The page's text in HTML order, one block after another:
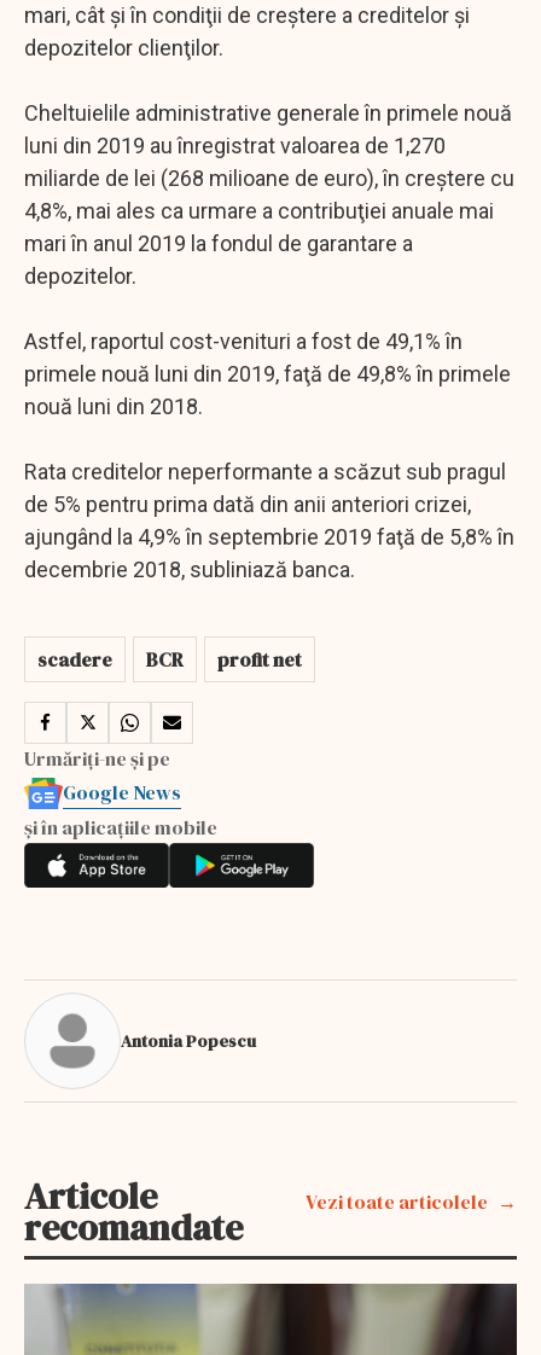
mari, cât şi în condiţii de creştere a creditelor şi
depozitelor clienţilor.
Cheltuielile administrative generale în primele nouă
luni din 2019 au înregistrat valoarea de 1,270
miliarde de lei (268 milioane de euro), în creştere cu
4,8%, mai ales ca urmare a contribuţiei anuale mai
mari în anul 2019 la fondul de garantare a
depozitelor.
Astfel, raportul cost-venituri a fost de 49,1% în
primele nouă luni din 2019, faţă de 49,8% în primele
nouă luni din 2018.
Rata creditelor neperformante a scăzut sub pragul
de 5% pentru prima dată din anii anteriori crizei,
ajungând la 4,9% în septembrie 2019 faţă de 5,8% în
decembrie 2018, subliniază banca.
scadere BCR profit net
Urmăriți-ne și pe
Google News
și în aplicațiile mobile
Antonia Popescu
Articole
recomandate
Vezi toate articolele